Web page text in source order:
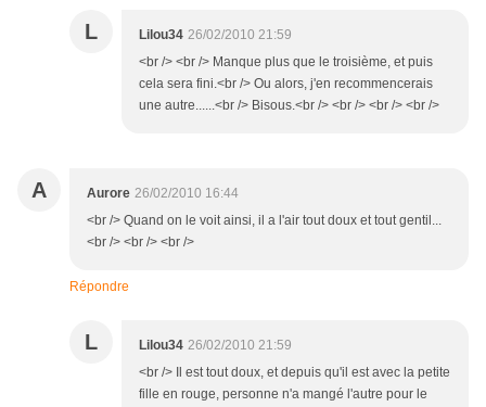
L Lilou34 26/02/2010 21:59
<br /> <br /> Manque plus que le troisième, et puis
cela sera fini.<br /> Ou alors, j'en recommencerais
une autre......<br /> Bisous.<br /> <br /> <br /> <br />
A Aurore 26/02/2010 16:44
<br /> Quand on le voit ainsi, il a l'air tout doux et tout gentil...
<br /> <br /> <br />
Répondre
L Lilou34 26/02/2010 21:59
<br /> Il est tout doux, et depuis qu'il est avec la petite
fille en rouge, personne n'a mangé l'autre pour le